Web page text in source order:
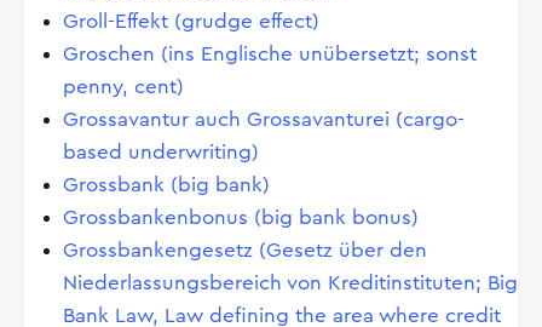
Groll-Effekt (grudge effect)
Groschen (ins Englische unübersetzt; sonst
penny, cent)
Grossavantur auch Grossavanturei (cargo-
based underwriting)
Grossbank (big bank)
Grossbankenbonus (big bank bonus)
Grossbankengesetz (Gesetz über den
Niederlassungsbereich von Kreditinstituten; Big
Bank Law, Law defining the area where credit